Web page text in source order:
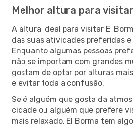
Melhor altura para
A altura ideal para visitar El
das suas atividades preferidas e
Enquanto algumas pessoas
não se importam com grandes
gostam de optar por alturas
e evitar toda a confusão.
Se é alguém que gosta da
cidade ou alguém que prefere
mais relaxado, El Borma tem